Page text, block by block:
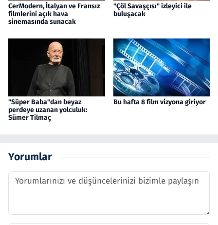
CerModern, İtalyan ve Fransız
filmlerini açık hava
sinemasında sunacak
"Çöl Savaşçısı" izleyici ile
buluşacak
"Süper Baba"dan beyaz
perdeye uzanan yolculuk:
Sümer Tilmaç
Bu hafta 8 film vizyona giriyor
Yorumlar